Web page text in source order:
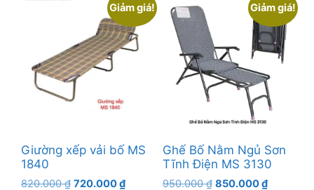
Giảm giá!
Giường xếp vải bố MS
1840
820.000₫ Giá
720.000₫Giá
Giảm giá!
Ghế Bố Nằm Ngủ Sơn
Tĩnh Điện MS 3130
950.000₫ Giá
850.000₫Giá